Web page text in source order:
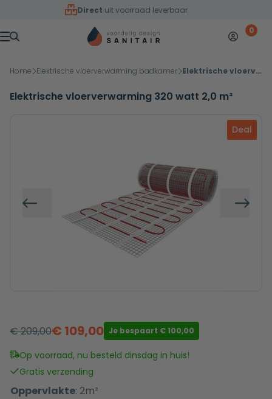
Overslaan naar inhoud
Direct uit voorraad leverbaar
Menu
Mijn 0
Home Elektrische vloerverwarming badkamer Elektrische vloerverwarming 320 watt 2,0 m²
Elektrische vloerverwarming 320 watt 2,0 m²
Deal
Vorige
€209,00
Oorspronkelijke
prijs
was:
€ 209,00.
€ 109,00
Huidige
prijs
is:
€ 109,00.
Je bespaart € 100,00
Op voorraad, nu besteld dinsdag in huis!
Gratis verzending
Oppervlakte: 2m²